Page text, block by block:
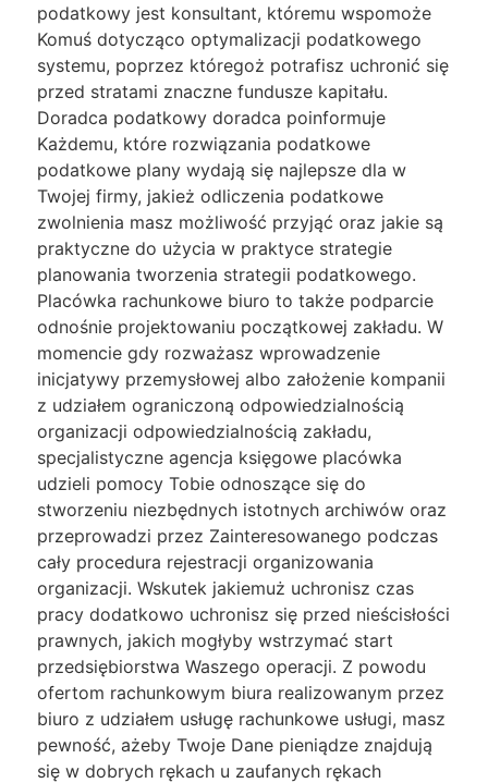
podatkowy jest konsultant, któremu wspomoże
Komuś dotycząco optymalizacji podatkowego
systemu, poprzez któregoż potrafisz uchronić się
przed stratami znaczne fundusze kapitału.
Doradca podatkowy doradca poinformuje
Każdemu, które rozwiązania podatkowe
podatkowe plany wydają się najlepsze dla w
Twojej firmy, jakież odliczenia podatkowe
zwolnienia masz możliwość przyjąć oraz jakie są
praktyczne do użycia w praktyce strategie
planowania tworzenia strategii podatkowego.
Placówka rachunkowe biuro to także podparcie
odnośnie projektowaniu początkowej zakładu. W
momencie gdy rozważasz wprowadzenie
inicjatywy przemysłowej albo założenie kompanii
z udziałem ograniczoną odpowiedzialnością
organizacji odpowiedzialnością zakładu,
specjalistyczne agencja księgowe placówka
udzieli pomocy Tobie odnoszące się do
stworzeniu niezbędnych istotnych archiwów oraz
przeprowadzi przez Zainteresowanego podczas
cały procedura rejestracji organizowania
organizacji. Wskutek jakiemuż uchronisz czas
pracy dodatkowo uchronisz się przed nieścisłości
prawnych, jakich mogłyby wstrzymać start
przedsiębiorstwa Waszego operacji. Z powodu
ofertom rachunkowym biura realizowanym przez
biuro z udziałem usługę rachunkowe usługi, masz
pewność, ażeby Twoje Dane pieniądze znajdują
się w dobrych rękach u zaufanych rękach